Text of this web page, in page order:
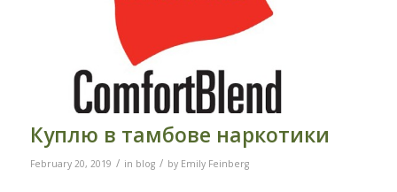
Куплю в тамбове наркотики
February 20, 2019 / in blog / by Emily Feinberg